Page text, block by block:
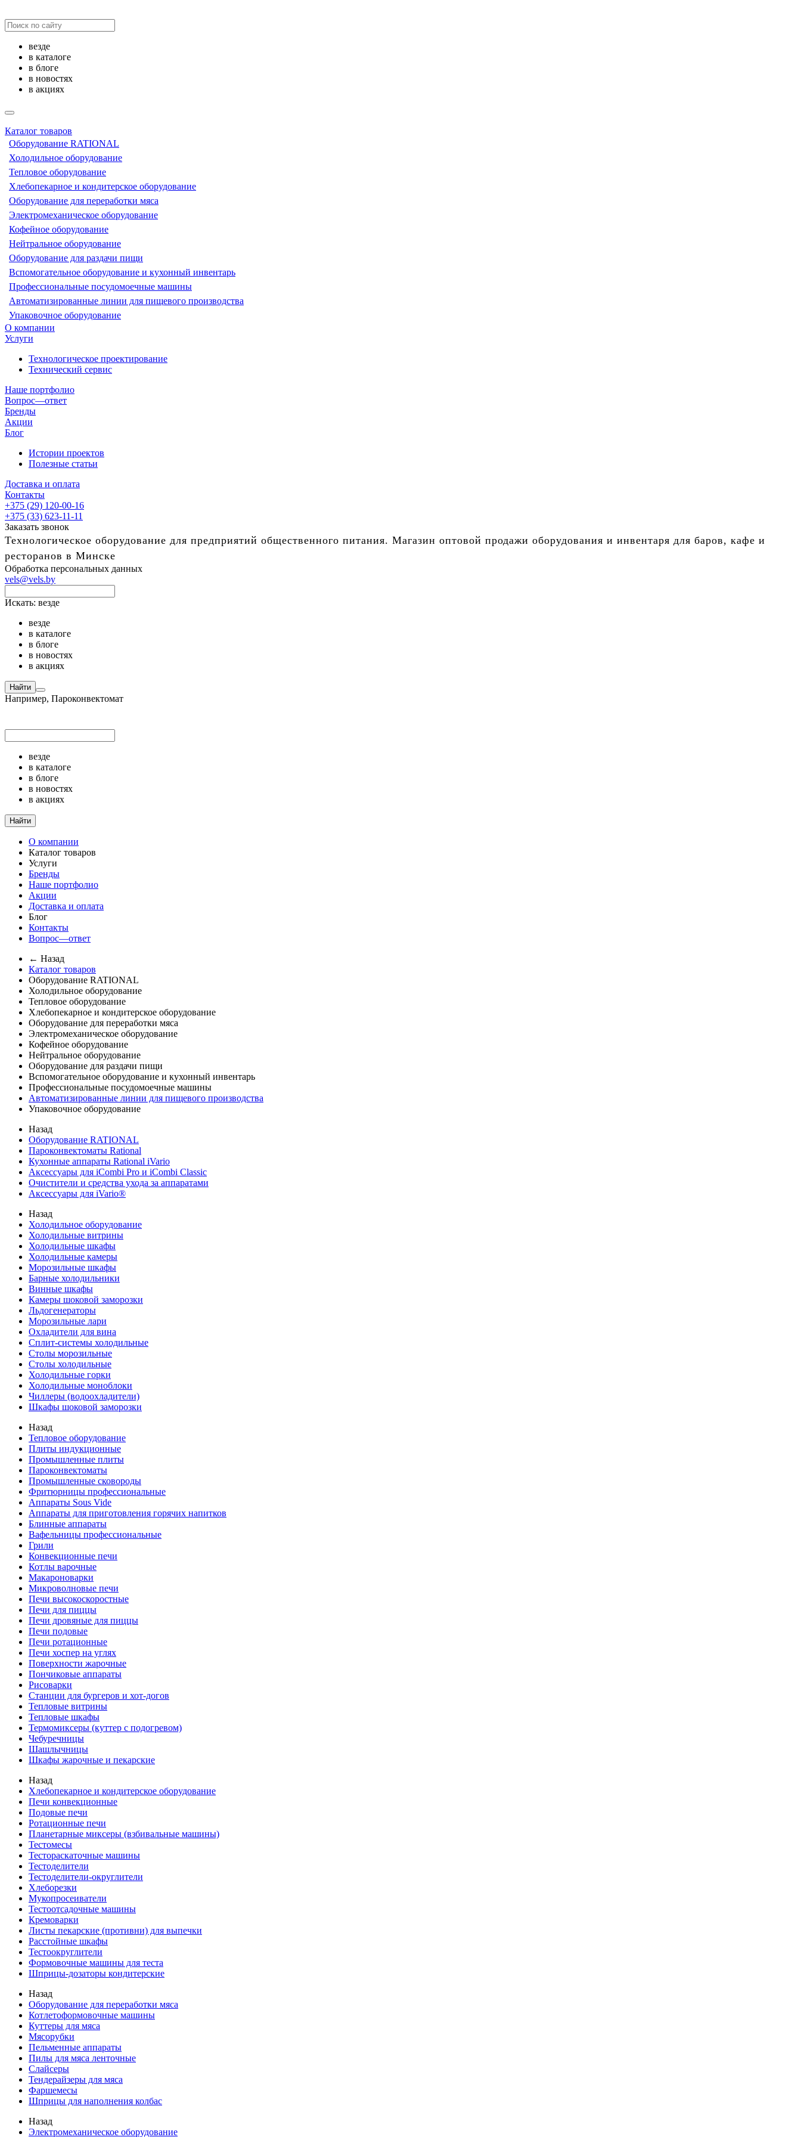
везде
в каталоге
в блоге
в новостях
в акциях
Каталог товаров
Оборудование RATIONAL
Холодильное оборудование
Тепловое оборудование
Хлебопекарное и кондитерское оборудование
Оборудование для переработки мяса
Электромеханическое оборудование
Кофейное оборудование
Нейтральное оборудование
Оборудование для раздачи пищи
Вспомогательное оборудование и кухонный инвентарь
Профессиональные посудомоечные машины
Автоматизированные линии для пищевого производства
Упаковочное оборудование
О компании
Услуги
Технологическое проектирование
Технический сервис
Наше портфолио
Вопрос—ответ
Бренды
Акции
Блог
Истории проектов
Полезные статьи
Доставка и оплата
Контакты
+375 (29) 120-00-16
+375 (33) 623-11-11
Заказать звонок
Технологическое оборудование для предприятий общественного питания. Магазин оптовой продажи оборудования и инвентаря для баров, кафе и
ресторанов в Минске
Обработка персональных данных
vels@vels.by
Искать: везде
везде
в каталоге
в блоге
в новостях
в акциях
Найти
Например, Пароконвектомат
везде
в каталоге
в блоге
в новостях
в акциях
Найти
О компании
Каталог товаров
Услуги
Бренды
Наше портфолио
Акции
Доставка и оплата
Блог
Контакты
Вопрос—ответ
← Назад
Каталог товаров
Оборудование RATIONAL
Холодильное оборудование
Тепловое оборудование
Хлебопекарное и кондитерское оборудование
Оборудование для переработки мяса
Электромеханическое оборудование
Кофейное оборудование
Нейтральное оборудование
Оборудование для раздачи пищи
Вспомогательное оборудование и кухонный инвентарь
Профессиональные посудомоечные машины
Автоматизированные линии для пищевого производства
Упаковочное оборудование
Назад
Оборудование RATIONAL
Пароконвектоматы Rational
Кухонные аппараты Rational iVario
Аксессуары для iCombi Pro и iCombi Classic
Очистители и средства ухода за аппаратами
Аксессуары для iVario®
Назад
Холодильное оборудование
Холодильные витрины
Холодильные шкафы
Холодильные камеры
Морозильные шкафы
Барные холодильники
Винные шкафы
Камеры шоковой заморозки
Льдогенераторы
Морозильные лари
Охладители для вина
Сплит-системы холодильные
Столы морозильные
Столы холодильные
Холодильные горки
Холодильные моноблоки
Чиллеры (водоохладители)
Шкафы шоковой заморозки
Назад
Тепловое оборудование
Плиты индукционные
Промышленные плиты
Пароконвектоматы
Промышленные сковороды
Фритюрницы профессиональные
Аппараты Sous Vide
Аппараты для приготовления горячих напитков
Блинные аппараты
Вафельницы профессиональные
Грили
Конвекционные печи
Котлы варочные
Макароноварки
Микроволновые печи
Печи высокоскоростные
Печи для пиццы
Печи дровяные для пиццы
Печи подовые
Печи ротационные
Печи хоспер на углях
Поверхности жарочные
Пончиковые аппараты
Рисоварки
Станции для бургеров и хот-догов
Тепловые витрины
Тепловые шкафы
Термомиксеры (куттер с подогревом)
Чебуречницы
Шашлычницы
Шкафы жарочные и пекарские
Назад
Хлебопекарное и кондитерское оборудование
Печи конвекционные
Подовые печи
Ротационные печи
Планетарные миксеры (взбивальные машины)
Тестомесы
Тестораскаточные машины
Тестоделители
Тестоделители-округлители
Хлеборезки
Мукопросеиватели
Тестоотсадочные машины
Кремоварки
Листы пекарские (противни) для выпечки
Расстойные шкафы
Тестоокруглители
Формовочные машины для теста
Шприцы-дозаторы кондитерские
Назад
Оборудование для переработки мяса
Котлетоформовочные машины
Куттеры для мяса
Мясорубки
Пельменные аппараты
Пилы для мяса ленточные
Слайсеры
Тендерайзеры для мяса
Фаршемесы
Шприцы для наполнения колбас
Назад
Электромеханическое оборудование